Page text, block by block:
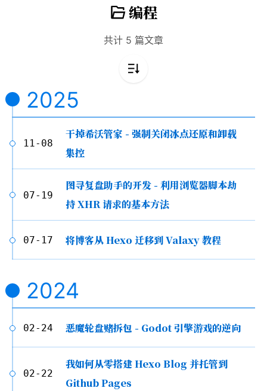
编程
共计 5 篇文章
2025
11-08
干掉希沃管家 - 强制关闭冰点还原和卸载
集控
07-19
图寻复盘助手的开发 - 利用浏览器脚本劫
持 XHR 请求的基本方法
07-17 将博客从 Hexo 迁移到 Valaxy 教程
2024
02-24 恶魔轮盘赌拆包 - Godot 引擎游戏的逆向
02-22
我如何从零搭建 Hexo Blog 并托管到
Github Pages